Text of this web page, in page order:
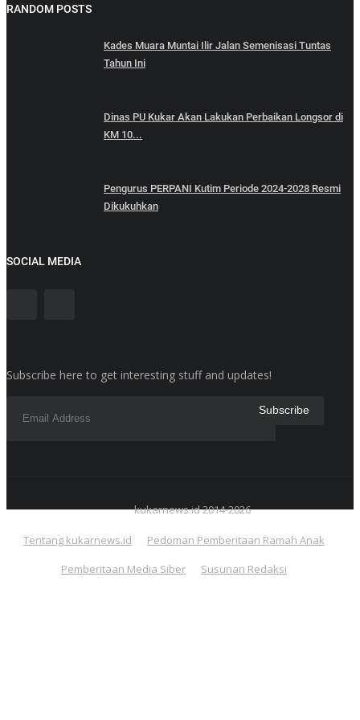
RANDOM POSTS
Kades Muara Muntai Ilir Jalan Semenisasi Tuntas
Tahun Ini
Dinas PU Kukar Akan Lakukan Perbaikan Longsor di
KM 10...
Pengurus PERPANI Kutim Periode 2024-2028 Resmi
Dikukuhkan
SOCIAL MEDIA
Subscribe here to get interesting stuff and updates!
kukarnews.id 2014-2026
Tentang kukarnews.id
Pedoman Pemberitaan Ramah Anak
Pemberitaan Media Siber
Susunan Redaksi